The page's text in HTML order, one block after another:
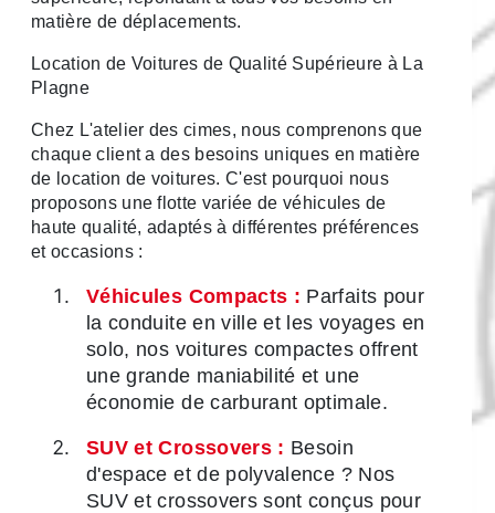
matière de déplacements.
Location de Voitures de Qualité Supérieure à La
Plagne
Chez L'atelier des cimes, nous comprenons que
chaque client a des besoins uniques en matière
de location de voitures. C'est pourquoi nous
proposons une flotte variée de véhicules de
haute qualité, adaptés à différentes préférences
et occasions :
Véhicules Compacts : Parfaits pour
la conduite en ville et les voyages en
solo, nos voitures compactes offrent
une grande maniabilité et une
économie de carburant optimale.
SUV et Crossovers : Besoin
d'espace et de polyvalence ? Nos
SUV et crossovers sont conçus pour